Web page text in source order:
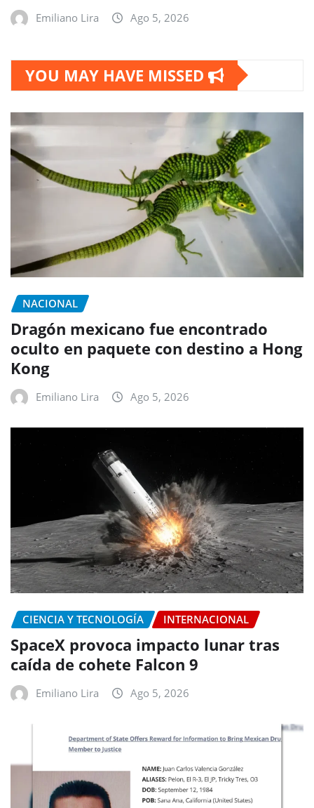
Emiliano Lira Ago 5, 2026
YOU MAY HAVE MISSED
NACIONAL
Dragón mexicano fue encontrado
oculto en paquete con destino a Hong
Kong
Emiliano Lira Ago 5, 2026
CIENCIA Y TECNOLOGÍA INTERNACIONAL
SpaceX provoca impacto lunar tras
caída de cohete Falcon 9
Emiliano Lira Ago 5, 2026